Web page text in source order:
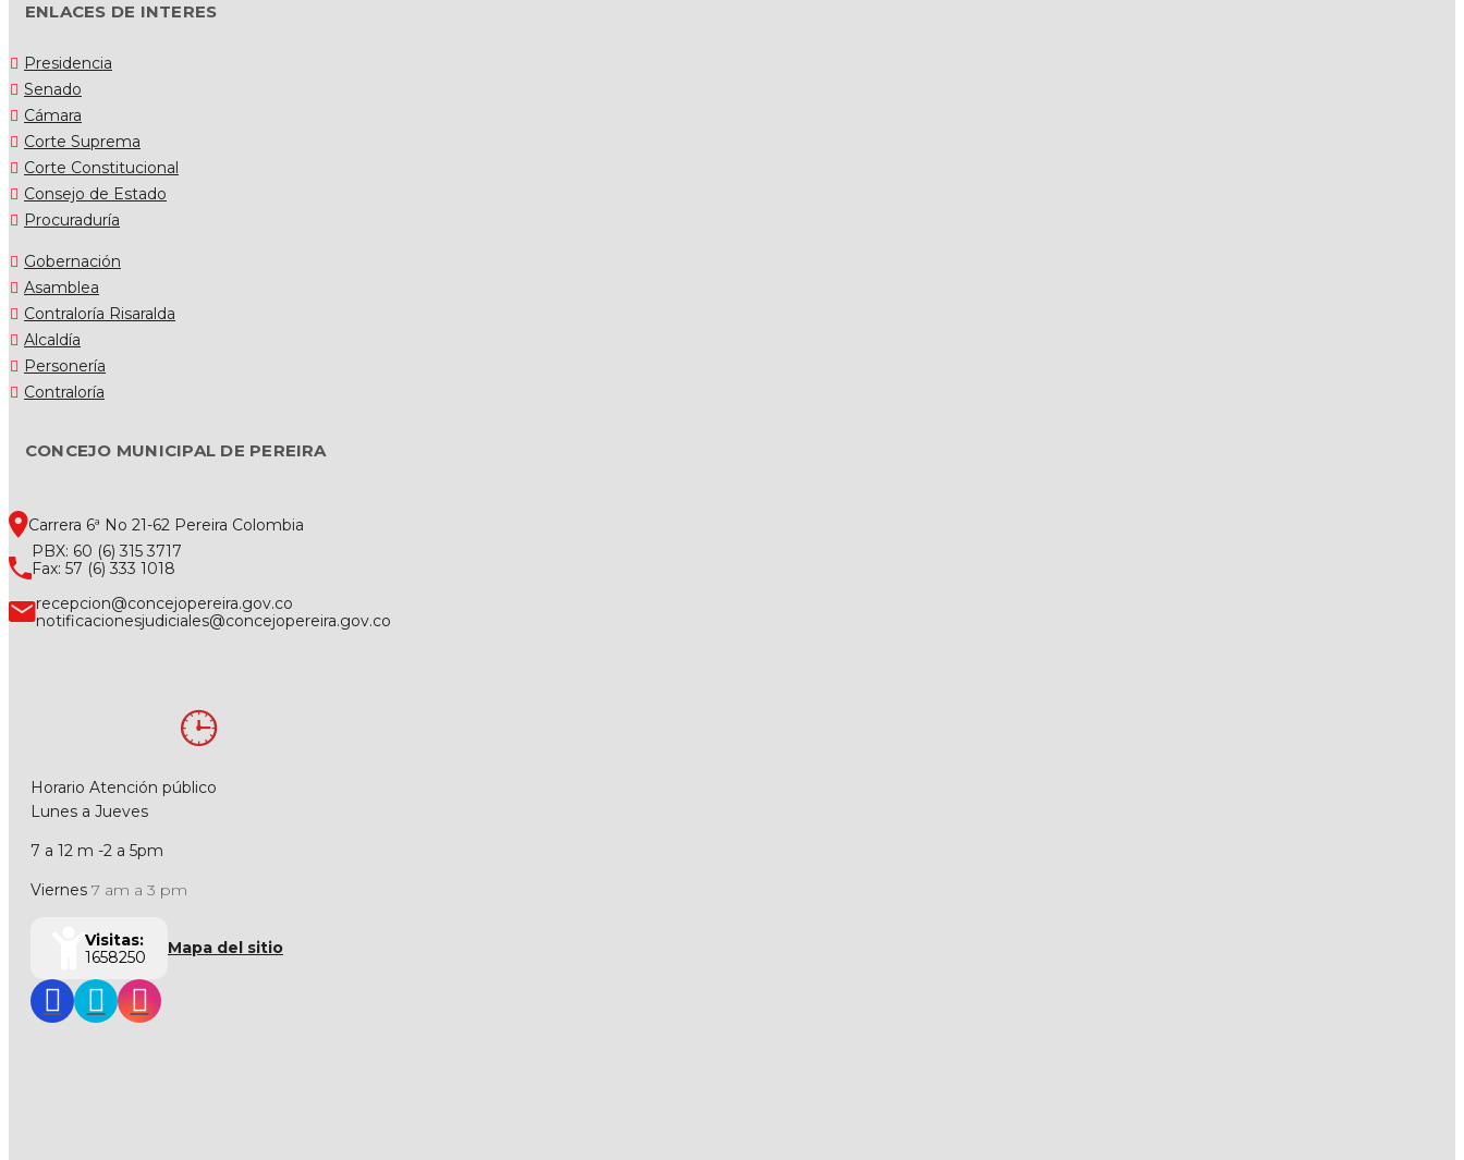
ENLACES DE INTERES
Presidencia
Senado
Cámara
Corte Suprema
Corte Constitucional
Consejo de Estado
Procuraduría
Gobernación
Asamblea
Contraloría Risaralda
Alcaldía
Personería
Contraloría
CONCEJO MUNICIPAL DE PEREIRA
Carrera 6ª No 21-62 Pereira Colombia
PBX: 60 (6) 315 3717
Fax: 57 (6) 333 1018
recepcion@concejopereira.gov.co
notificacionesjudiciales@concejopereira.gov.co
Horario Atención público
Lunes a Jueves
7 a 12 m -2 a 5pm
Viernes 7 am a 3 pm
Visitas:
1658250
Mapa del sitio